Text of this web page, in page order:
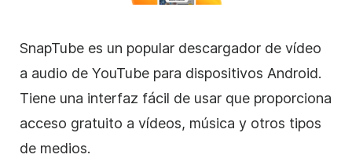
SnapTube es un popular descargador de vídeo
a audio de YouTube para dispositivos Android.
Tiene una interfaz fácil de usar que proporciona
acceso gratuito a vídeos, música y otros tipos
de medios.